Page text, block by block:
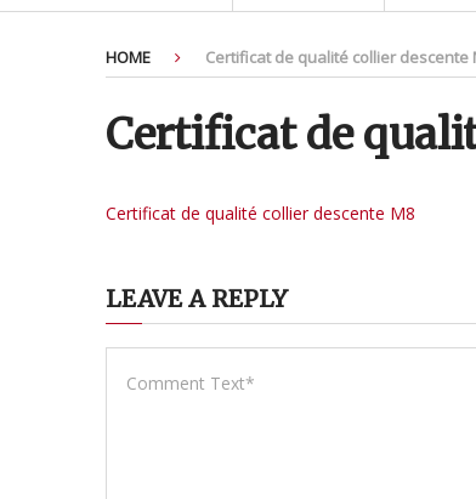
PROFIL PERCÉ FIXTRUT INOX AISI 316/A4
PROFIL PERCÉ FIXTRUT INOX AISI 304/A2
COLLIER ISOPHONIQUE INOXYDABLE AISI 304/A2
HOME Certificat de qualité collier descente
Certificat de
Certificat de qualité collier descente M8
LEAVE A REPLY